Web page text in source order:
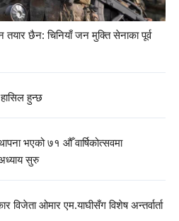
तयार छैन: चिनियाँ जन मुक्ति सेनाका पूर्व
हुन्छ
भएको ७१ औँ वार्षिकोत्सवमा
सुरु
विजेता ओमार एम.याघीसँग विशेष अन्तर्वार्ता